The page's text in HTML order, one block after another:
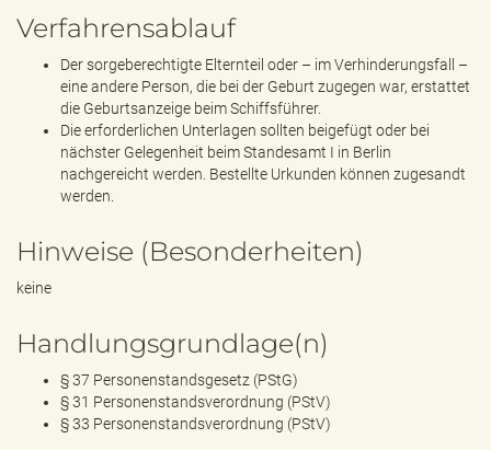
Verfahrensablauf
Der sorgeberechtigte Elternteil oder – im Verhinderungsfall –
eine andere Person, die bei der Geburt zugegen war, erstattet
die Geburtsanzeige beim Schiffsführer.
Die erforderlichen Unterlagen sollten beigefügt oder bei
nächster Gelegenheit beim Standesamt I in Berlin
nachgereicht werden. Bestellte Urkunden können zugesandt
werden.
Hinweise (Besonderheiten)
keine
Handlungsgrundlage(n)
§ 37 Personenstandsgesetz (PStG)
§ 31 Personenstandsverordnung (PStV)
§ 33 Personenstandsverordnung (PStV)